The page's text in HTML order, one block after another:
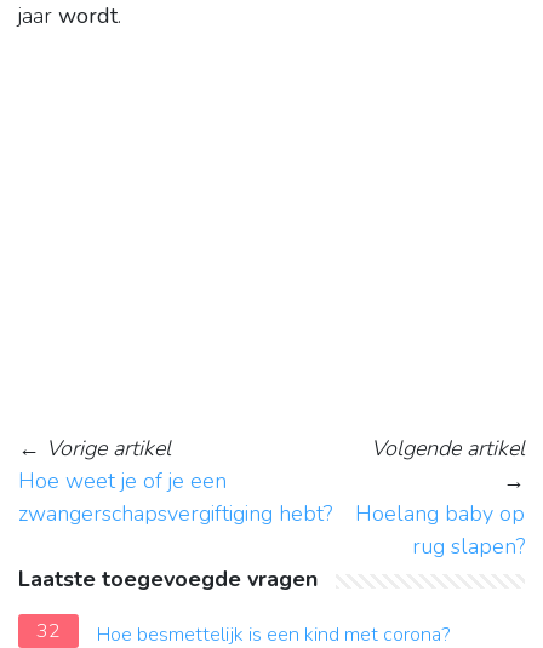
jaar wordt.
← Vorige artikel
Hoe weet je of je een
zwangerschapsvergiftiging hebt?
Volgende artikel
→
Hoelang baby op
rug slapen?
Laatste toegevoegde vragen
32
Hoe besmettelijk is een kind met corona?